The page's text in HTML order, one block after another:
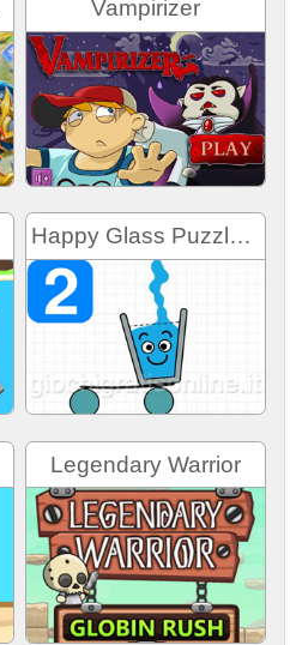
Vampirizer
Happy Glass Puzzles 2
Legendary Warrior